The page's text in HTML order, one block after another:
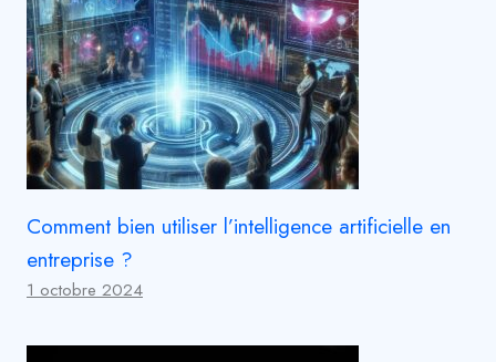
Comment bien utiliser l’intelligence artificielle en
entreprise ?
1 octobre 2024